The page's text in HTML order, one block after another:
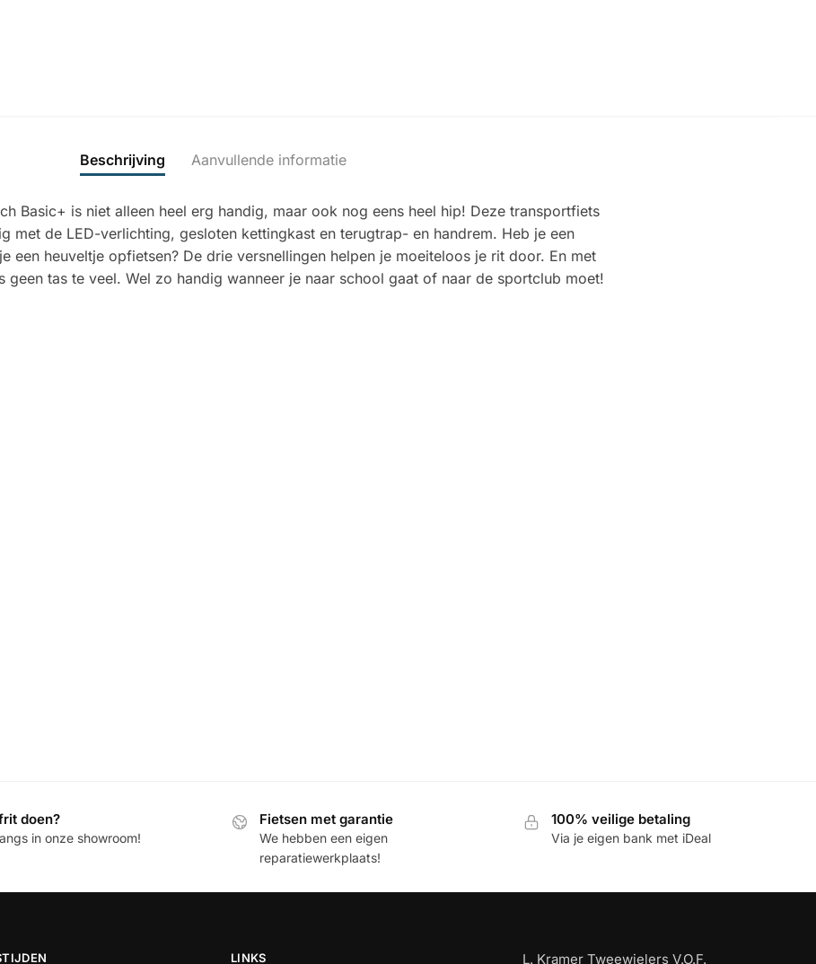
Beschrijving Aanvullende informatie
Basic+ is niet alleen heel erg handig, maar ook nog eens heel hip! Deze transportfiets
met de LED-verlichting, gesloten kettingkast en terugtrap- en handrem. Heb je een
een heuveltje opfietsen? De drie versnellingen helpen je moeiteloos je rit door. En met
geen tas te veel. Wel zo handig wanneer je naar school gaat of naar de sportclub moet!
doen?
in onze showroom!
Fietsen met garantie
We hebben een eigen
reparatiewerkplaats!
100% veilige betaling
Via je eigen bank met iDeal
LINKS L. Kramer Tweewielers V.O.F.